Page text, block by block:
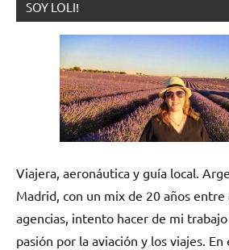
SOY LOLI!
Viajera, aeronáutica y guía local.
Madrid, con un mix de 20 años entre
agencias, intento hacer de mi
pasión por la aviación y los viajes. En